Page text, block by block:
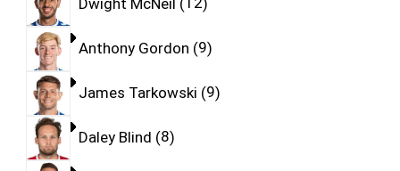
Anthony Gordon 9
James Tarkowski 9
Daley Blind 8